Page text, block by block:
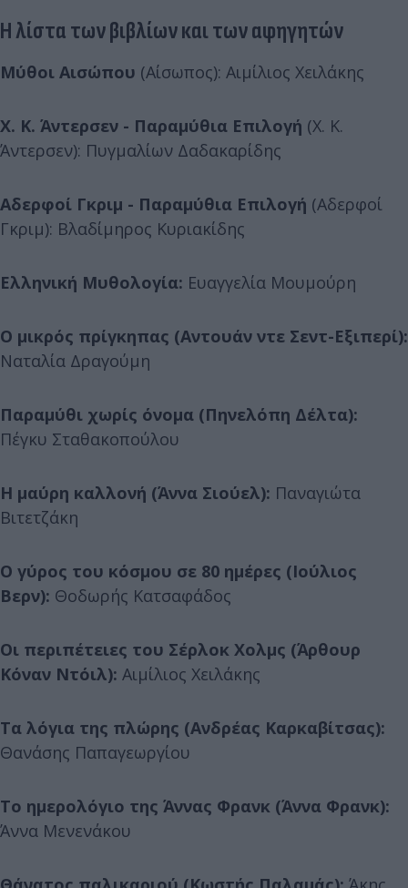
Η λίστα των βιβλίων και των αφηγητών
Μύθοι Αισώπου (Αίσωπος): Αιμίλιος Χειλάκης
Χ. Κ. Άντερσεν - Παραμύθια Επιλογή (Χ. Κ.
Άντερσεν): Πυγμαλίων Δαδακαρίδης
Αδερφοί Γκριμ - Παραμύθια Επιλογή (Αδερφοί
Γκριμ): Βλαδίμηρος Κυριακίδης
Ελληνική Μυθολογία: Ευαγγελία Μουμούρη
Ο μικρός πρίγκηπας (Αντουάν ντε Σεντ-Εξιπερί):
Ναταλία Δραγούμη
Παραμύθι χωρίς όνομα (Πηνελόπη Δέλτα):
Πέγκυ Σταθακοπούλου
Η μαύρη καλλονή (Άννα Σιούελ): Παναγιώτα
Βιτετζάκη
Ο γύρος του κόσμου σε 80 ημέρες (Ιούλιος
Βερν): Θοδωρής Κατσαφάδος
Οι περιπέτειες του Σέρλοκ Χολμς (Άρθουρ
Κόναν Ντόιλ): Αιμίλιος Χειλάκης
Τα λόγια της πλώρης (Ανδρέας Καρκαβίτσας):
Θανάσης Παπαγεωργίου
Το ημερολόγιο της Άννας Φρανκ (Άννα Φρανκ):
Άννα Μενενάκου